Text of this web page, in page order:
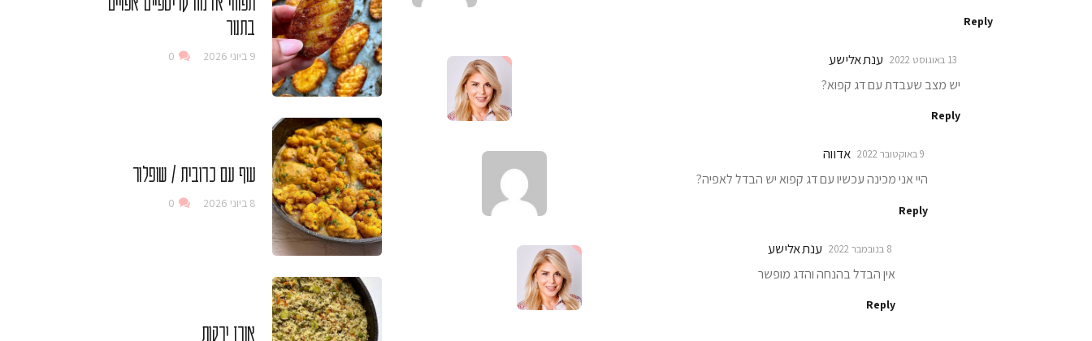
Reply
ענת אלישע 13 באוגוסט 2022
יש מצב שעבדת עם דג קפוא?
Reply
אדווה 9 באוקטובר 2022
היי אני מכינה עכשיו עם דג קפוא יש הבדל לאפיה?
Reply
ענת אלישע 8 בנובמבר 2022
אין הבדל בהנחה והדג מופשר
Reply
בתנור
9 ביוני 2026 0
עוף עם כרובית / שופלור
8 ביוני 2026 0
אורז ירקות